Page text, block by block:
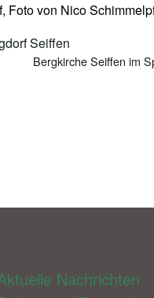
Bergkirche Seiffen im
Nachrichten